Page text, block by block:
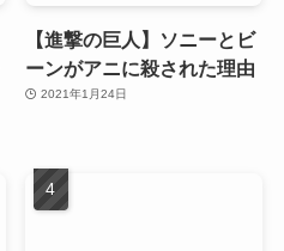
【進撃の巨人】ソニーとビ
ーンがアニに殺された理由
2021年1月24日